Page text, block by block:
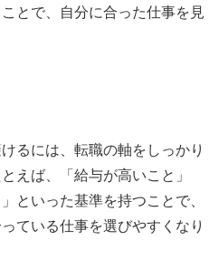
とで、自分に合った仕事を見
るには、転職の軸をしっかり
えば、「給与が高いこと」
といった基準を持つことで、
ている仕事を選びやすくなり